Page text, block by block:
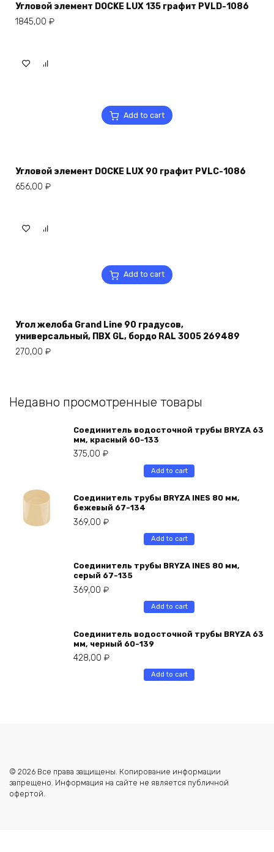
Угловой элемент DOCKE LUX 135 графит PVLD-1086
1845,00 ₽
Add to cart
Угловой элемент DOCKE LUX 90 графит PVLC-1086
656,00 ₽
Add to cart
Угол желоба Grand Line 90 градусов,
универсальный, ПВХ GL, бордо RAL 3005 269489
270,00 ₽
Недавно просмотренные товары
Соединитель водосточной трубы BRYZA 63
мм, краcный 60-133
375,00 ₽
Add to cart
Соединитель трубы BRYZA INES 80 мм,
бежевый 67-134
369,00 ₽
Add to cart
Соединитель трубы BRYZA INES 80 мм,
серый 67-135
369,00 ₽
Add to cart
Соединитель водосточной трубы BRYZA 63
мм, черный 60-139
428,00 ₽
Add to cart
© 2026 Все права защищены. Копирование информации
запрещено. Информация на сайте не является публичной
офертой.